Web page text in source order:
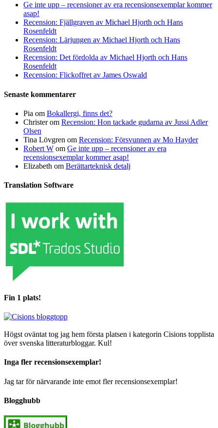
Ge inte upp – recensioner av era recensionsexemplar kommer
asap!
Recension: Fjällgraven av Michael Hjorth och Hans
Rosenfeldt
Recension: Lärjungen av Michael Hjorth och Hans
Rosenfeldt
Recension: Det fördolda av Michael Hjorth och Hans
Rosenfeldt
Recension: Flickoffret av James Oswald
Senaste kommentarer
Pia om Bokallergi, finns det?
Christerom Recension: Hon tackade gudarna av Jussi Adler
Olsen
Tina Lövgren om Recension: Försvunnen av Mo Hayder
Robert W om Ge inte upp – recensioner av era
recensionsexemplar kommer asap!
Elizabeth om Berättarteknisk detalj
Translation Software
Fin 1 plats!
Högst oväntat tog jag hem första platsen i kategorin Cisions topplista
över svenska litteraturbloggar. Kul!
Inga fler recensionsexemplar!
Jag tar för närvarande inte emot fler recensionsexemplar!
Blogghubb